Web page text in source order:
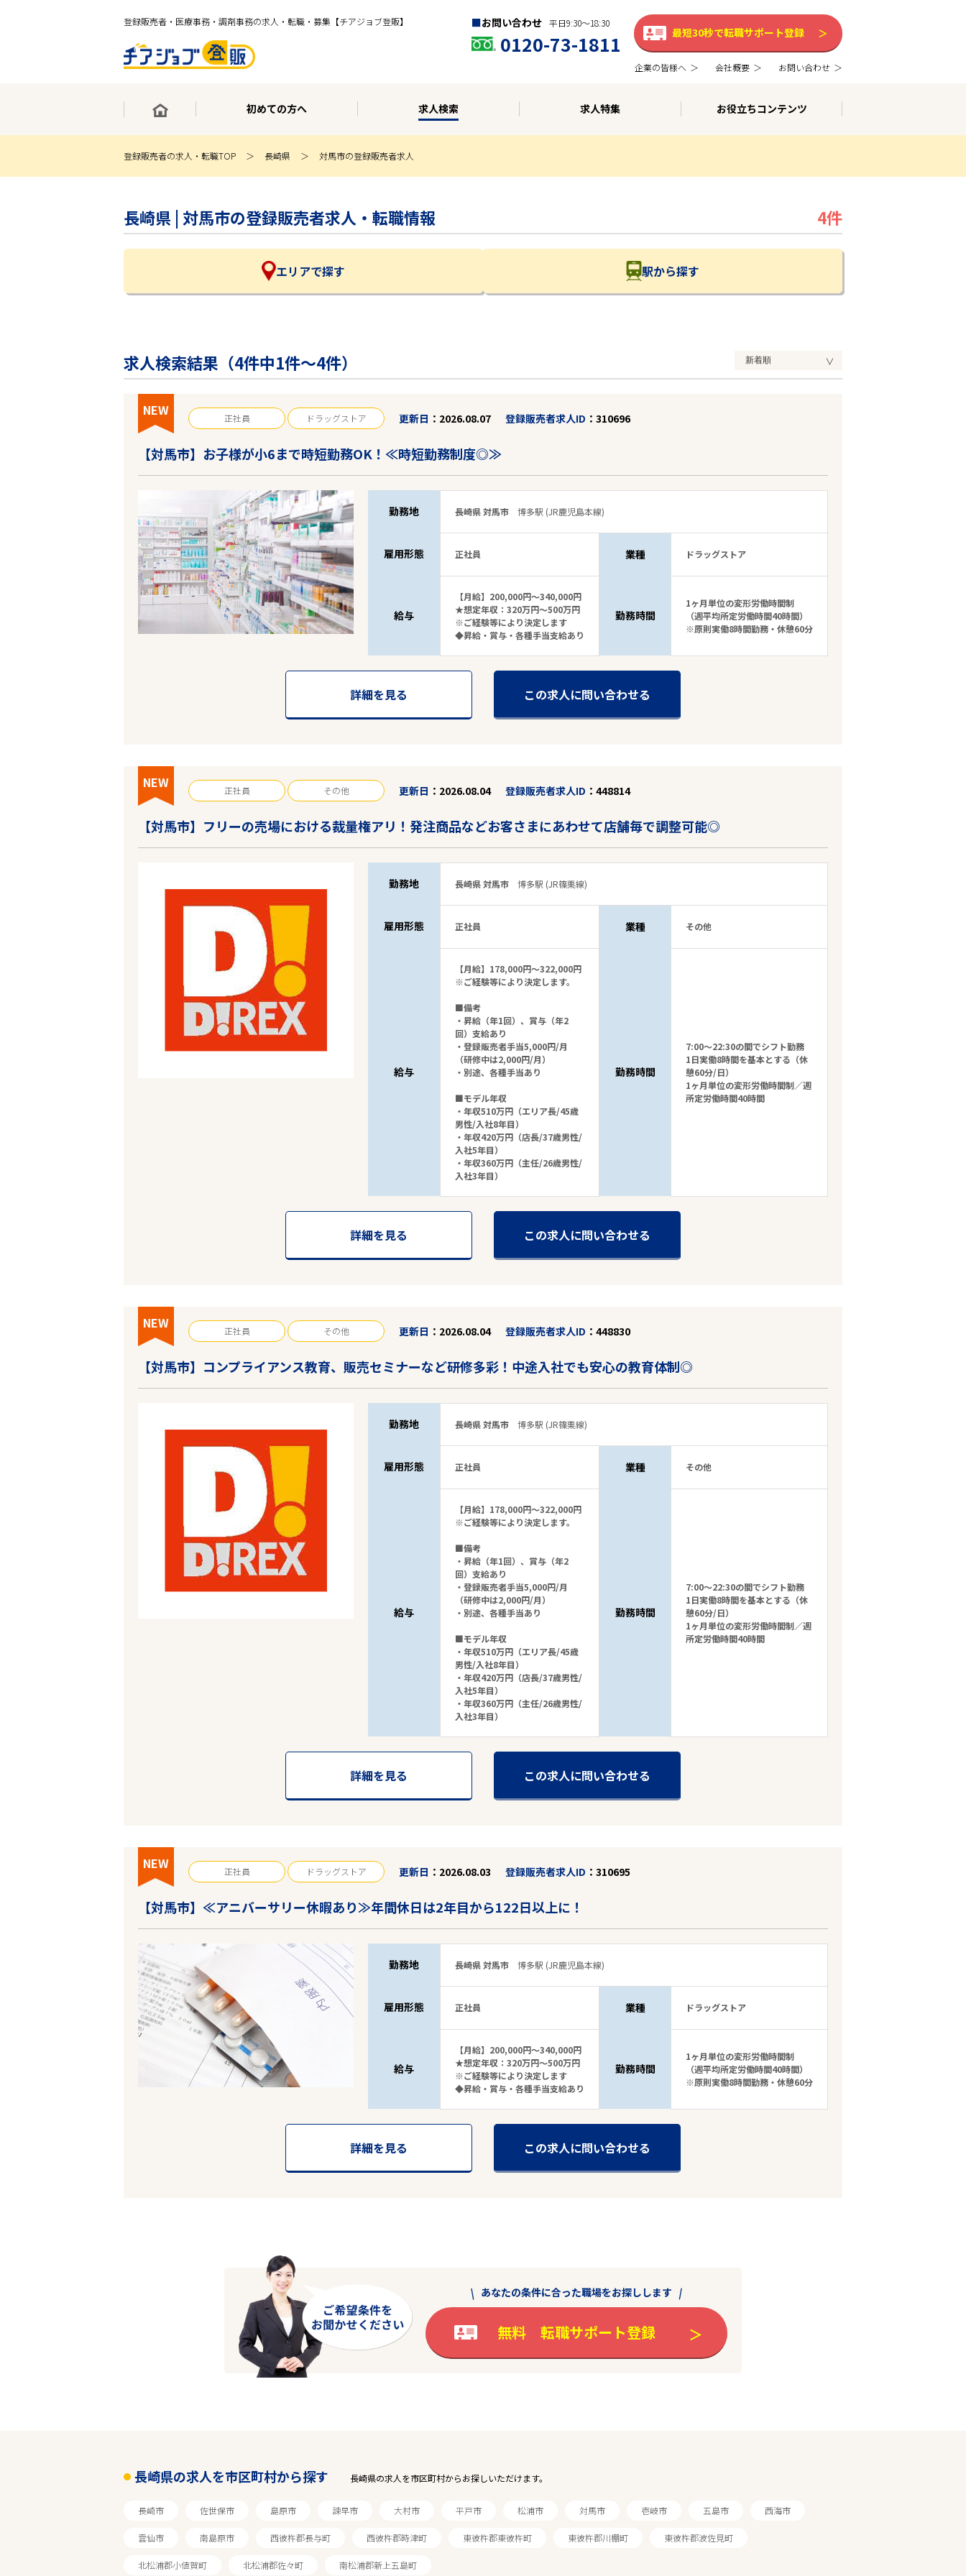
登録販売者・医療事務・調剤事務の求人・転職・募集【チアジョブ登販】 お問い合わせ 平日9:30〜18:30
0120-73-1811 最短30秒で転職サポート登録
企業の皆様へ 会社概要 お問い合わせ
初めての方へ 求人検索 求人特集 お役立ちコンテンツ
登録販売者の求人・転職TOP 長崎県 対馬市の登録販売者求人
長崎県 | 対馬市の登録販売者求人・転職情報 4件
エリアで探す 駅から探す
雇用形態
フリーワード
4件から検索する
求人検索結果（4件中1件～4件）
NEW 正社員 ドラッグストア 更新日 2026.08.07 登録販売者求人ID 310696
【対馬市】お子様が小6まで時短勤務OK！≪時短勤務制度◎≫
勤務地 長崎県 対馬市 博多駅 (JR鹿児島本線)
雇用形態 正社員 業種 ドラッグストア
給与
【月給】200,000円～340,000円
★想定年収：320万円～500万円
※ご経験等により決定します
◆昇給・賞与・各種手当支給あり
勤務時間
1ヶ月単位の変形労働時間制
（週平均所定労働時間40時間）
※原則実働8時間勤務・休憩60分
詳細を見る この求人に問い合わせる
NEW 正社員 その他 更新日 2026.08.04 登録販売者求人ID 448814
【対馬市】フリーの売場における裁量権アリ！発注商品などお客さまにあわせて店舗毎で調整可能◎
勤務地 長崎県 対馬市 博多駅 (JR篠栗線)
雇用形態 正社員 業種 その他
給与
【月給】178,000円～322,000円
※ご経験等により決定します。
■備考
・昇給（年1回）、賞与（年2
回）支給あり
・登録販売者手当5,000円/月
（研修中は2,000円/月）
・別途、各種手当あり
■モデル年収
・年収510万円（エリア長/45歳
男性/入社8年目）
・年収420万円（店長/37歳男性/
入社5年目）
・年収360万円（主任/26歳男性/
入社3年目）
勤務時間
7:00～22:30の間でシフト勤務
1日実働8時間を基本とする（休
憩60分/日）
1ヶ月単位の変形労働時間制／週
所定労働時間40時間
詳細を見る この求人に問い合わせる
NEW 正社員 その他 更新日 2026.08.04 登録販売者求人ID 448830
【対馬市】コンプライアンス教育、販売セミナーなど研修多彩！中途入社でも安心の教育体制◎
勤務地 長崎県 対馬市 博多駅 (JR篠栗線)
雇用形態 正社員 業種 その他
給与
【月給】178,000円～322,000円
※ご経験等により決定します。
■備考
・昇給（年1回）、賞与（年2
回）支給あり
・登録販売者手当5,000円/月
（研修中は2,000円/月）
・別途、各種手当あり
■モデル年収
・年収510万円（エリア長/45歳
男性/入社8年目）
・年収420万円（店長/37歳男性/
入社5年目）
・年収360万円（主任/26歳男性/
入社3年目）
勤務時間
7:00～22:30の間でシフト勤務
1日実働8時間を基本とする（休
憩60分/日）
1ヶ月単位の変形労働時間制／週
所定労働時間40時間
詳細を見る この求人に問い合わせる
NEW 正社員 ドラッグストア 更新日 2026.08.03 登録販売者求人ID 310695
【対馬市】≪アニバーサリー休暇あり≫年間休日は2年目から122日以上に！
勤務地 長崎県 対馬市 博多駅 (JR鹿児島本線)
雇用形態 正社員 業種 ドラッグストア
給与
【月給】200,000円～340,000円
★想定年収：320万円～500万円
※ご経験等により決定します
◆昇給・賞与・各種手当支給あり
勤務時間
1ヶ月単位の変形労働時間制
（週平均所定労働時間40時間）
※原則実働8時間勤務・休憩60分
詳細を見る この求人に問い合わせる
あなたの条件に合った職場をお探しします
無料 転職サポート登録
長崎県の求人を市区町村から探す 長崎県の求人を市区町村からお探しいただけます。
長崎市 佐世保市 島原市 諫早市 大村市 平戸市 松浦市 対馬市 壱岐市 五島市 西海市
雲仙市 南島原市 西彼杵郡長与町 西彼杵郡時津町 東彼杵郡東彼杵町 東彼杵郡川棚町 東彼杵郡波佐見町
北松浦郡小値賀町 北松浦郡佐々町 南松浦郡新上五島町